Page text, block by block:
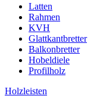
Latten
Rahmen
KVH
Glattkantbretter
Balkonbretter
Hobeldiele
Profilholz
Holzleisten